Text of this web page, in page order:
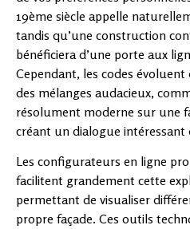
19ème siècle appelle
tandis qu’une construction
bénéficiera d’une porte aux
Cependant, les codes
des mélanges audacieux,
résolument moderne sur une
créant un dialogue intéressant
Les configurateurs en ligne
facilitent grandement cette
permettant de visualiser
propre façade. Ces outils